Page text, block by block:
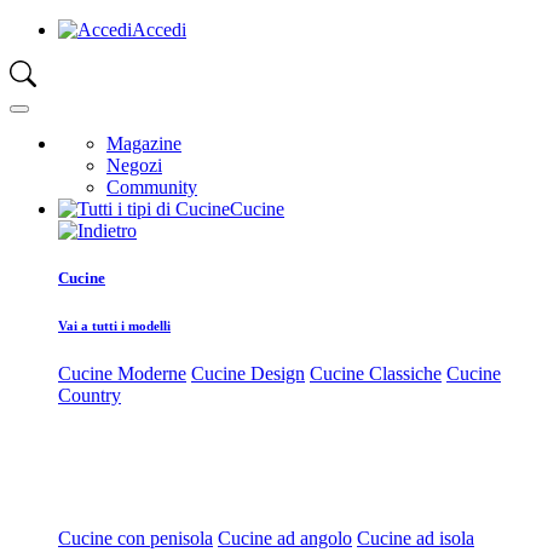
Accedi
Magazine
Negozi
Community
Cucine
Cucine
Vai a tutti i modelli
Cucine Moderne Cucine Design Cucine Classiche Cucine
Country
Cucine con penisola Cucine ad angolo Cucine ad isola